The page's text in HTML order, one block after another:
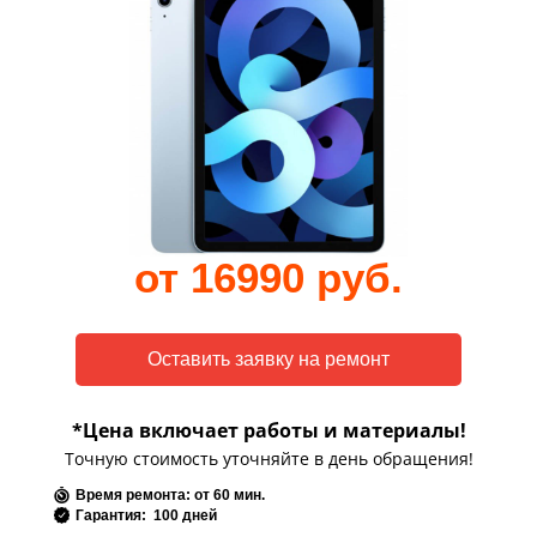
от 16990 руб.
*Цена включает работы и материалы!
Точную стоимость уточняйте в день обращения!
Время ремонта: от 60 мин.
Гарантия: 100 дней